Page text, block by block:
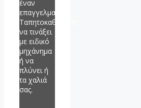
έναν
επαγγελματία
Ταπητοκαθαριστή
να τινάξει
με ειδικό
μηχάνημα
ή να
πλύνει ή
τα χαλιά
σας.